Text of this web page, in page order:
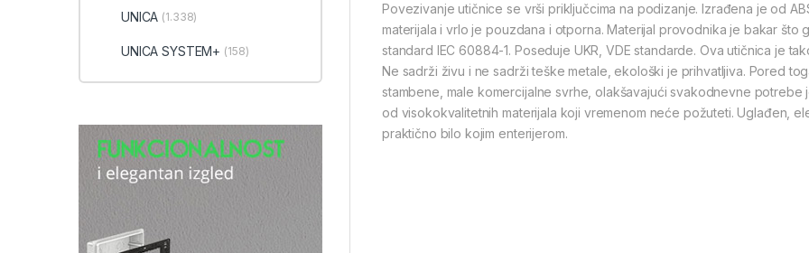
Povezivanje utičnice se vrši priključcima na podizanje. Izrađena je od
materijala i vrlo je pouzdana i otporna. Materijal provodnika je bakar što
standard IEC 60884-1. Poseduje UKR, VDE standarde. Ova utičnica je
Ne sadrži živu i ne sadrži teške metale, ekološki je prihvatljiva. Pored
stambene, male komercijalne svrhe, olakšavajući svakodnevne
od visokokvalitetnih materijala koji vremenom neće požuteti. Uglađen,
praktično bilo kojim enterijerom.
UNICA (1.338)
UNICA SYSTEM+ (158)